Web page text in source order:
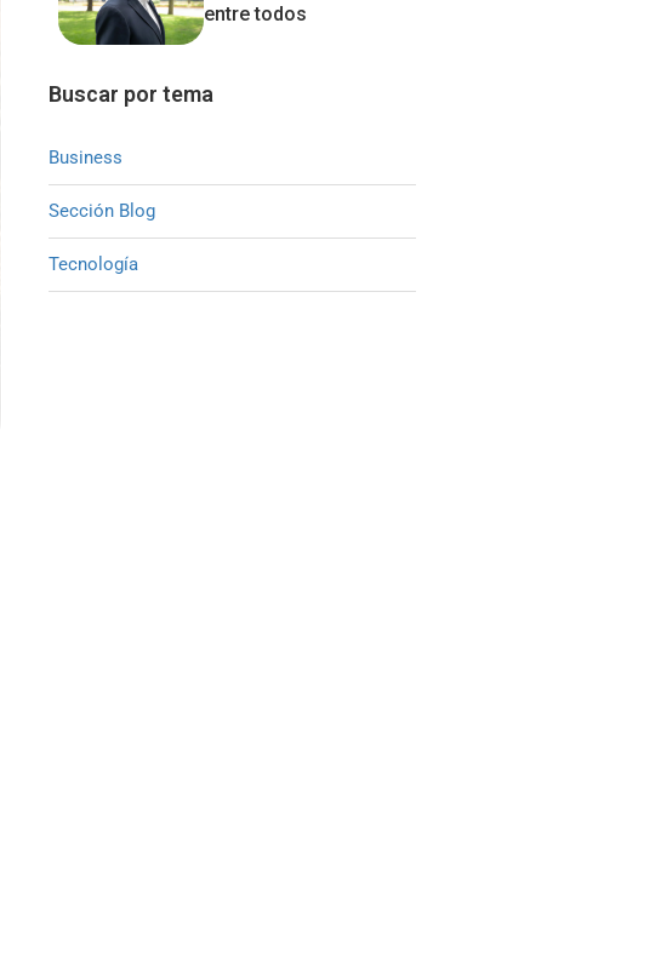
entre todos
Buscar por tema
Business
Sección Blog
Tecnología